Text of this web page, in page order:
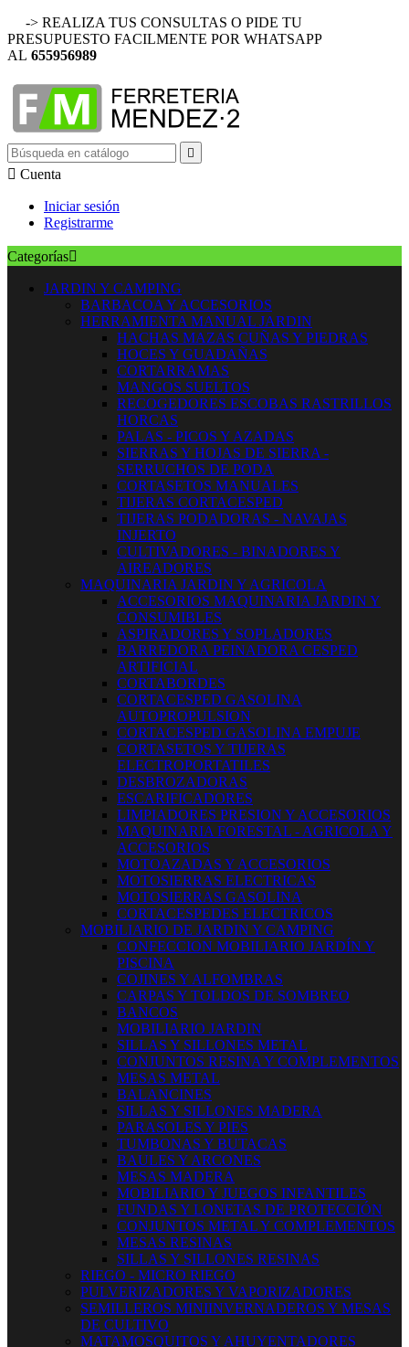
-> REALIZA TUS CONSULTAS O PIDE TU
PRESUPUESTO FACILMENTE POR WHATSAPP
AL 655956989

 Cuenta
Iniciar sesión
Registrarme
Categorías
JARDIN Y CAMPING
BARBACOA Y ACCESORIOS
HERRAMIENTA MANUAL JARDIN
HACHAS MAZAS CUÑAS Y PIEDRAS
HOCES Y GUADAÑAS
CORTARRAMAS
MANGOS SUELTOS
RECOGEDORES ESCOBAS RASTRILLOS
HORCAS
PALAS - PICOS Y AZADAS
SIERRAS Y HOJAS DE SIERRA -
SERRUCHOS DE PODA
CORTASETOS MANUALES
TIJERAS CORTACESPED
TIJERAS PODADORAS - NAVAJAS
INJERTO
CULTIVADORES - BINADORES Y
AIREADORES
MAQUINARIA JARDIN Y AGRICOLA
ACCESORIOS MAQUINARIA JARDIN Y
CONSUMIBLES
ASPIRADORES Y SOPLADORES
BARREDORA PEINADORA CESPED
ARTIFICIAL
CORTABORDES
CORTACESPED GASOLINA
AUTOPROPULSION
CORTACESPED GASOLINA EMPUJE
CORTASETOS Y TIJERAS
ELECTROPORTATILES
DESBROZADORAS
ESCARIFICADORES
LIMPIADORES PRESION Y ACCESORIOS
MAQUINARIA FORESTAL - AGRICOLA Y
ACCESORIOS
MOTOAZADAS Y ACCESORIOS
MOTOSIERRAS ELECTRICAS
MOTOSIERRAS GASOLINA
CORTACESPEDES ELECTRICOS
MOBILIARIO DE JARDIN Y CAMPING
CONFECCION MOBILIARIO JARDÍN Y
PISCINA
COJINES Y ALFOMBRAS
CARPAS Y TOLDOS DE SOMBREO
BANCOS
MOBILIARIO JARDIN
SILLAS Y SILLONES METAL
CONJUNTOS RESINA Y COMPLEMENTOS
MESAS METAL
BALANCINES
SILLAS Y SILLONES MADERA
PARASOLES Y PIES
TUMBONAS Y BUTACAS
BAULES Y ARCONES
MESAS MADERA
MOBILIARIO Y JUEGOS INFANTILES
FUNDAS Y LONETAS DE PROTECCIÓN
CONJUNTOS METAL Y COMPLEMENTOS
MESAS RESINAS
SILLAS Y SILLONES RESINAS
RIEGO - MICRO RIEGO
PULVERIZADORES Y VAPORIZADORES
SEMILLEROS MINIINVERNADEROS Y MESAS
DE CULTIVO
MATAMOSQUITOS Y AHUYENTADORES